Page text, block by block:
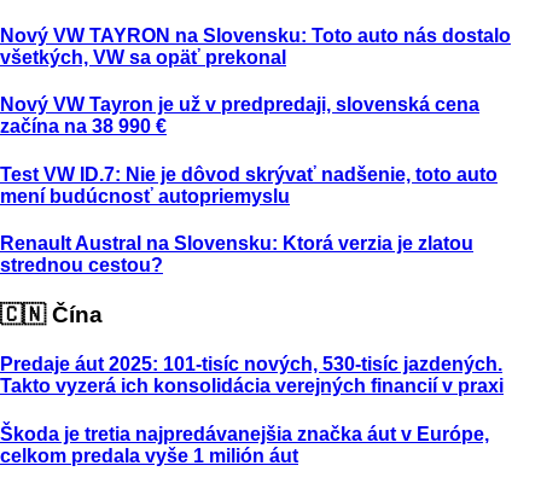
Nový VW TAYRON na Slovensku: Toto auto nás dostalo
všetkých, VW sa opäť prekonal
Nový VW Tayron je už v predpredaji, slovenská cena
začína na 38 990 €
Test VW ID.7: Nie je dôvod skrývať nadšenie, toto auto
mení budúcnosť autopriemyslu
Renault Austral na Slovensku: Ktorá verzia je zlatou
strednou cestou?
🇨🇳 Čína
Predaje áut 2025: 101-tisíc nových, 530-tisíc jazdených.
Takto vyzerá ich konsolidácia verejných financií v praxi
Škoda je tretia najpredávanejšia značka áut v Európe,
celkom predala vyše 1 milión áut